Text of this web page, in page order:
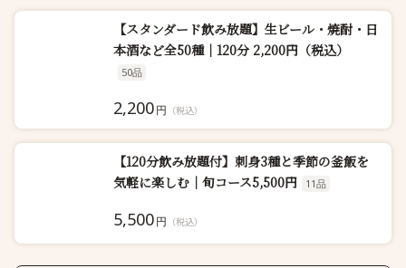
【スタンダード飲み放題】生ビール・焼酎・日
本酒など全50種｜120分 2,200円（税込）
50品
2,200円 （税込）
【120分飲み放題付】刺身3種と季節の釜飯を
気軽に楽しむ｜旬コース5,500円
11品
5,500円 （税込）